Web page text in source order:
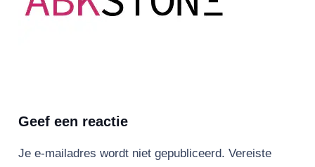
Geef een reactie
Je e-mailadres wordt niet gepubliceerd. Vereiste